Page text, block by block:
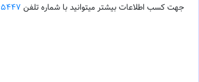
جهت کسب اطلاعات بیشتر میتوانید با شماره تلفن